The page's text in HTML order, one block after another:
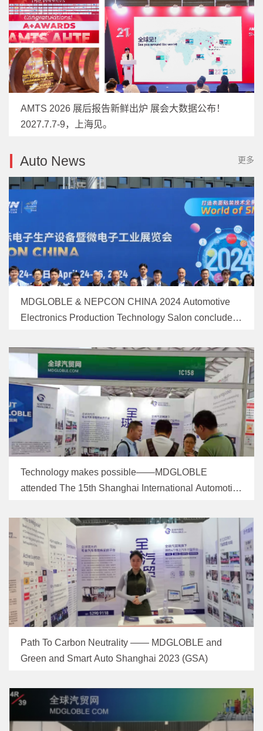
AMTS 2026 展后报告新鲜出炉 展会大数据公布！
2027.7.7-9，上海见。
Auto News 更多
MDGLOBLE & NEPCON CHINA 2024 Automotive
Electronics Production Technology Salon concluded
Technology makes possible——MDGLOBLE
attended The 15th Shanghai International Automotive
Path To Carbon Neutrality —— MDGLOBLE and
Green and Smart Auto Shanghai 2023 (GSA)